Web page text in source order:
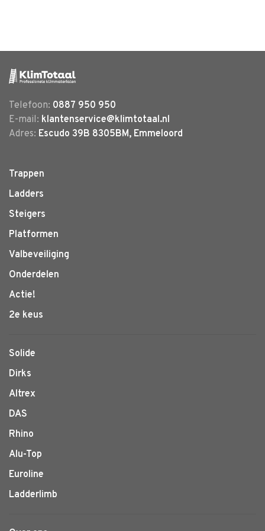
Telefoon: 0887 950 950
E-mail: klantenservice@klimtotaal.nl
Adres: Escudo 39B 8305BM, Emmeloord
Trappen
Ladders
Steigers
Platformen
Valbeveiliging
Onderdelen
Actie!
2e keus
Solide
Dirks
Altrex
DAS
Rhino
Alu-Top
Euroline
Ladderlimb